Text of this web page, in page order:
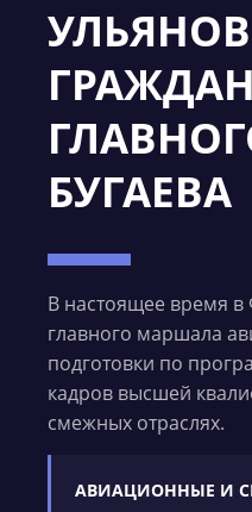
БУГАЕВА
В настоящее время в
главного маршала
подготовки по
кадров высшей
смежных отраслях.
АВИАЦИОННЫЕ И